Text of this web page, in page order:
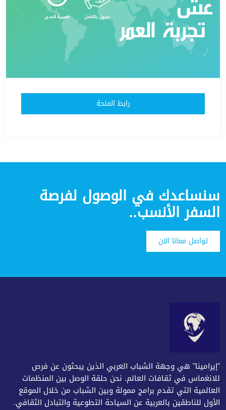
رابط المنحة
سنساعدك في الوصول لفرصة
السفر الأنسب..
تواصل معانا الان
"إيرامينا" هي وجهة الشباب العربي الذين يبحثون عن فرص
للانغماس في ثقافات العالم. نحن حلقة الوصل بين المنظمات
العالمية التي تقدم برامج ممولة وبين الشباب من خلال الموقع
الأول للناطقين بالعربية عن السياحة التطوعية والتبادل الثقافي.